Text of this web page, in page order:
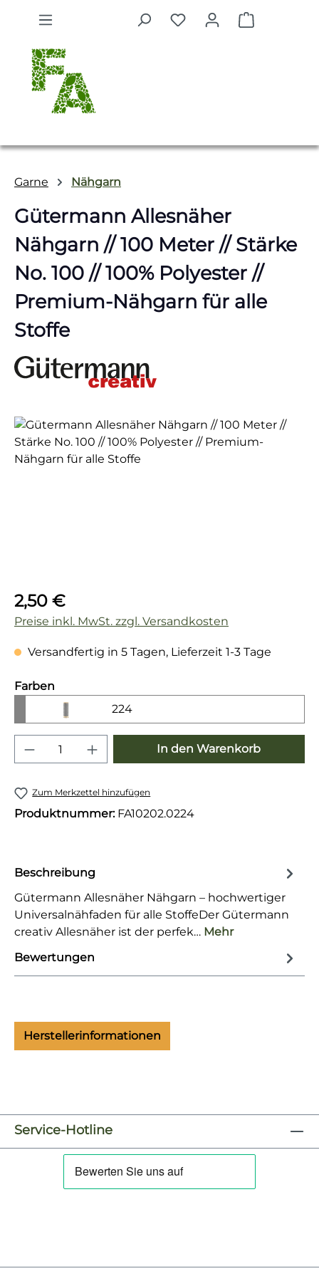
Zum Hauptinhalt springen
Garne Nähgarn
Gütermann Allesnäher
Nähgarn // 100 Meter // Stärke
No. 100 // 100% Polyester //
Premium-Nähgarn für alle
Stoffe
Bildergalerie überspringen
Regulärer Preis:
2,50 €
Preise inkl. MwSt. zzgl. Versandkosten
Versandfertig in 5 Tagen, Lieferzeit 1-3 Tage
Farben
224
Produkt Anzahl: Gib den
In den Warenkorb
Zum Merkzettel hinzufügen
Produktnummer: FA10202.0224
Beschreibung
Gütermann Allesnäher Nähgarn – hochwertiger
Universalnähfaden für alle StoffeDer Gütermann
creativ Allesnäher ist der perfek… Mehr
Bewertungen
Herstellerinformationen
Service-Hotline